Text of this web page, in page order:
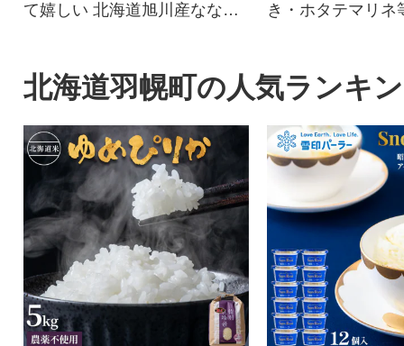
て嬉しい 北海道旭川産ななつ
き・ホタテマリネ
年貝)を放流して
や水温の低い荒波
く育つ為、養殖と
く違い旨味が凝
食感も良いと言わ
す。食べ応え抜
ドドーンとたっぷ
市よりお届け。
チャック付きで保
す!
北海道羽幌町の人気ランキ